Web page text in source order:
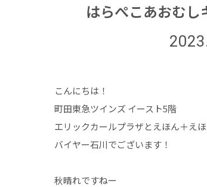
はらぺこあおむし
こんにちは！
町田東急ツインズ イースト5階
エリックカールプラザとえほん＋え
バイヤー石川でございます！
秋晴れですねー